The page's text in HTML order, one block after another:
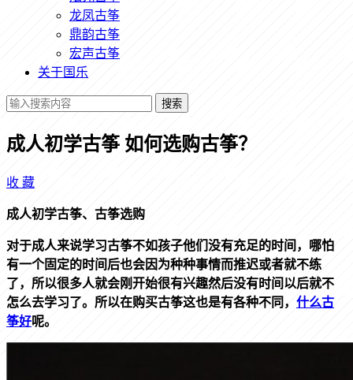
龙凤古筝
鼎韵古筝
宏声古筝
关于国乐
搜索
成人初学古筝 如何选购古筝？
收 藏
成人初学古筝、古筝选购
对于成人来说学习古筝不如孩子他们没有充足的时间，哪怕
有一个固定的时间后也会因为种种事情而推迟或者就不练
了，所以很多人就会刚开始很有兴趣然后没有时间以后就不
怎么去学习了。所以在购买古筝这也是有各种不同， 什么古
筝好呢。